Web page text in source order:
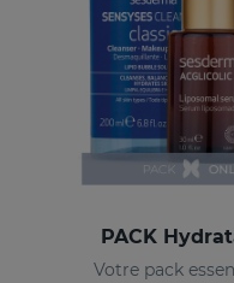
PACK
Votre pack